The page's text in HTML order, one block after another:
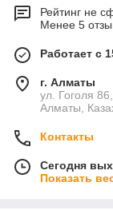
Рейтинг не
Менее 5
Работает с
г. Алматы
ул. Гоголя
Алматы,
Контакты
Сегодня
Показать